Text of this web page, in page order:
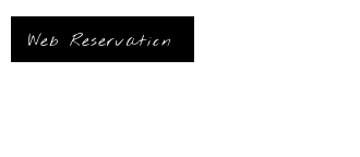
Web Reservation